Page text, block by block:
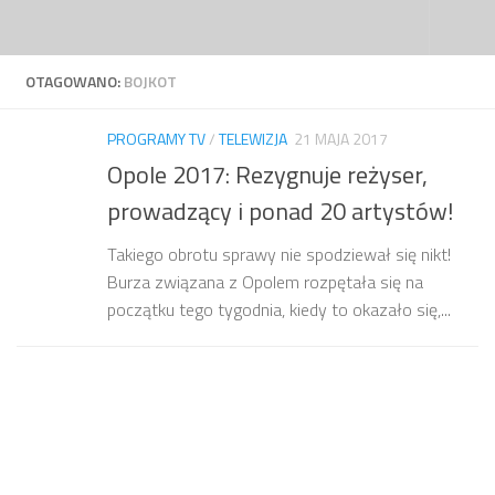
OTAGOWANO:BOJKOT
PROGRAMY TV/TELEWIZJA 21 MAJA 2017
Opole 2017: Rezygnuje reżyser,
prowadzący i ponad 20 artystów!
Takiego obrotu sprawy nie spodziewał się nikt!
Burza związana z Opolem rozpętała się na
początku tego tygodnia, kiedy to okazało się,...